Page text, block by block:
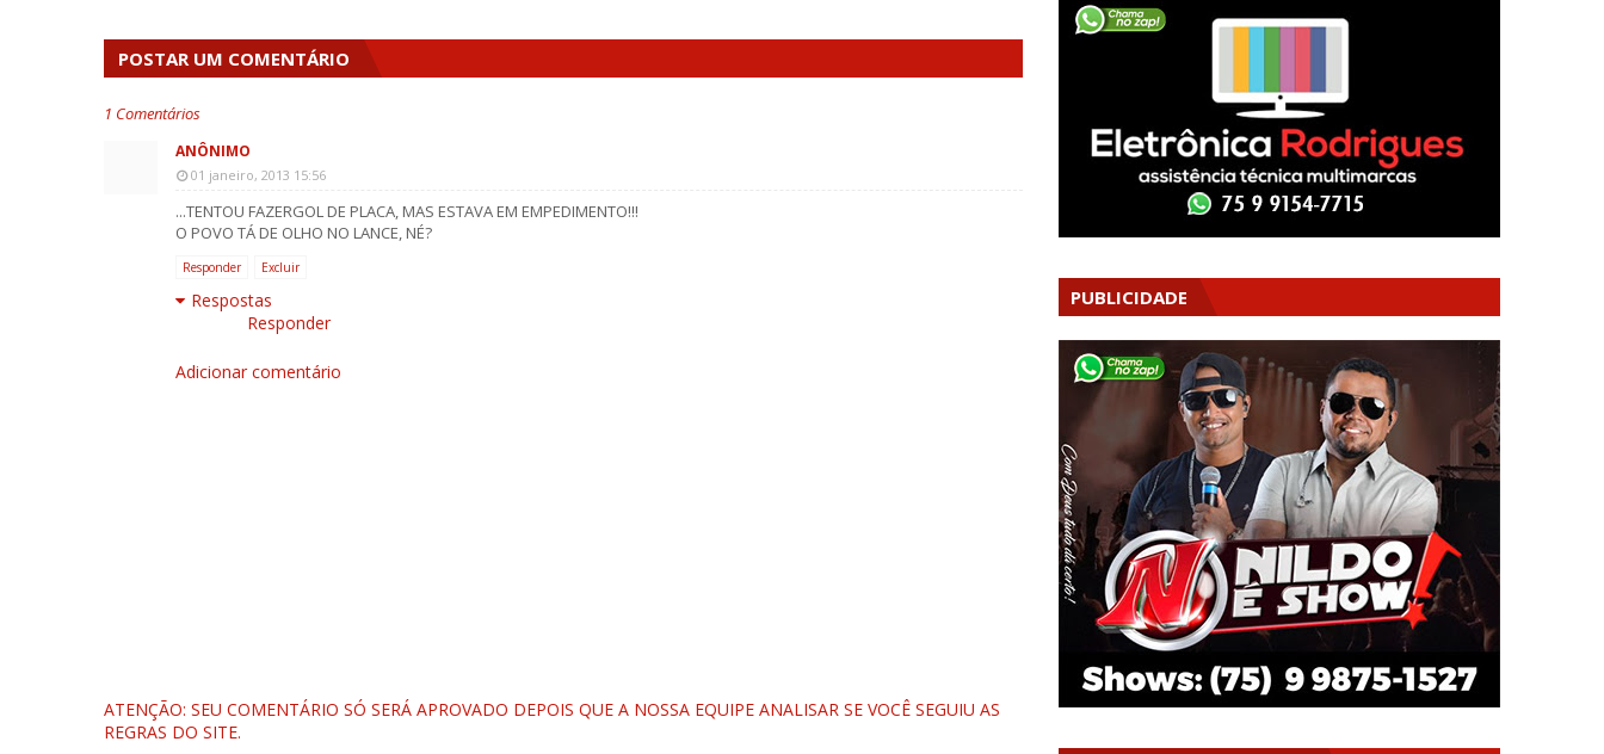
POSTAR UM COMENTÁRIO
1 Comentários
ANÔNIMO
01 janeiro, 2013 15:56
...TENTOU FAZERGOL DE PLACA, MAS ESTAVA EM EMPEDIMENTO!!!
O POVO TÁ DE OLHO NO LANCE, NÉ?
Responder Excluir
Respostas
Responder
Adicionar comentário
ATENÇÃO: SEU COMENTÁRIO SÓ SERÁ APROVADO DEPOIS QUE A NOSSA EQUIPE ANALISAR SE VOCÊ SEGUIU AS
REGRAS DO SITE.
PUBLICIDADE